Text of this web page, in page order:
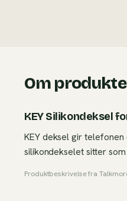
Om
KEY Silikondeksel
KEY deksel gir
silikondekselet sitter
Produktbeskrivelse fra